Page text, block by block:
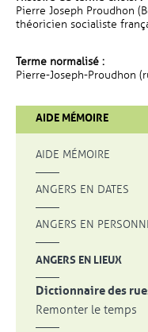
Pierre Joseph Proudhon
théoricien socialiste
Terme normalisé :
Pierre-Joseph-Proudhon
AIDE MÉMOIRE
AIDE MÉMOIRE
ANGERS EN DATES
ANGERS EN
ANGERS EN LIEUX
Dictionnaire des
Remonter le temps